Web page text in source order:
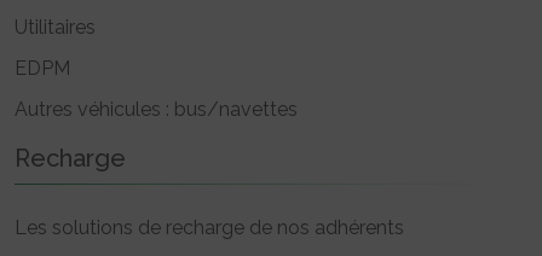
Utilitaires
EDPM
Autres véhicules : bus/navettes
Recharge
Les solutions de recharge de nos adhérents